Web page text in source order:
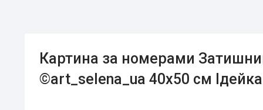
Картина за номерами
©art_selena_ua 40х50 см